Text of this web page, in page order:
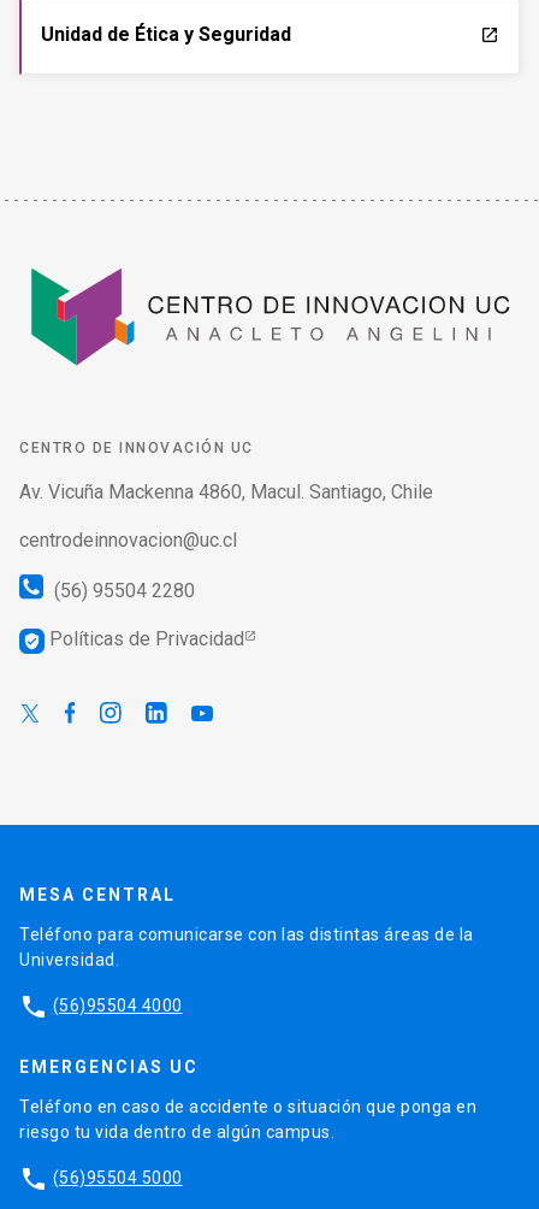
Unidad de Ética y Seguridad launch
CENTRO DE INNOVACIÓN UC
Av. Vicuña Mackenna 4860, Macul. Santiago, Chile
centrodeinnovacion@uc.cl
(56) 95504 2280
verified_user Políticas de Privacidad
MESA CENTRAL
Teléfono para comunicarse con las distintas áreas de la
Universidad.
phone (56)95504 4000
EMERGENCIAS UC
Teléfono en caso de accidente o situación que ponga en
riesgo tu vida dentro de algún campus.
phone (56)95504 5000